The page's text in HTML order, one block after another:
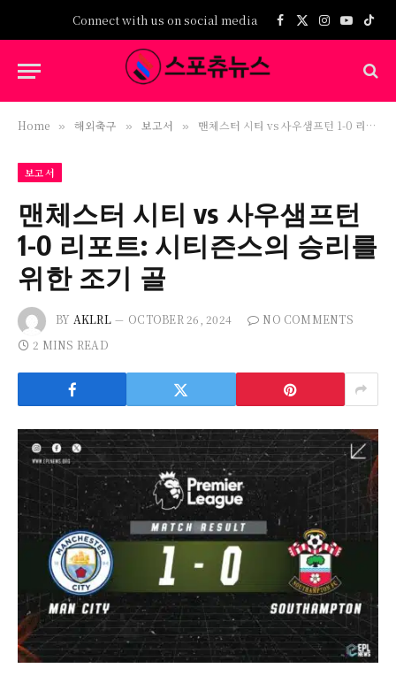
Connect with us on social media Facebook
X
Instagram
Home » 해외축구 » 보고서 » 맨체스터 시티 vs 사우샘프턴 1-0 리포트: 시티즌스의 승리를 위한 조기 골
보고서
맨체스터 시티 vs 사우샘프턴
1-0 리포트: 시티즌스의 승리를
위한 조기 골
BY AKLRL OCTOBER 26, 2024
NO COMMENTS
2 MINS READ